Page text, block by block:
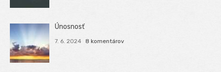
Únosnosť
7. 6. 2024 8 komentárov